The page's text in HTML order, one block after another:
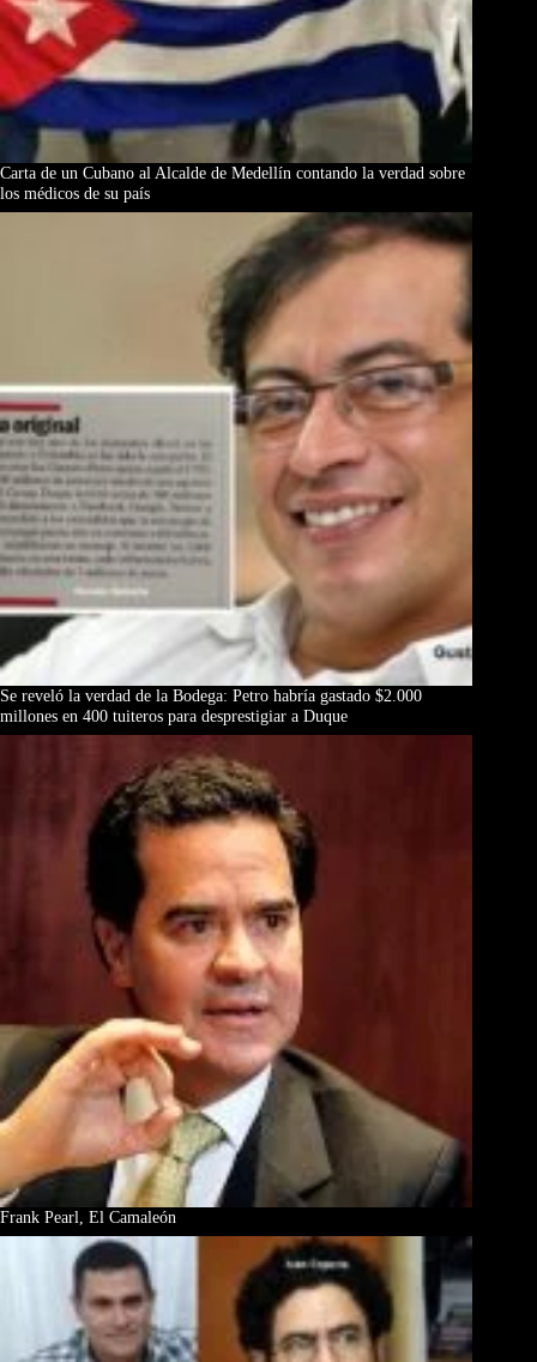
Carta de un Cubano al Alcalde de Medellín contando la verdad sobre
los médicos de su país
Se reveló la verdad de la Bodega: Petro habría gastado $2.000
millones en 400 tuiteros para desprestigiar a Duque
Frank Pearl, El Camaleón